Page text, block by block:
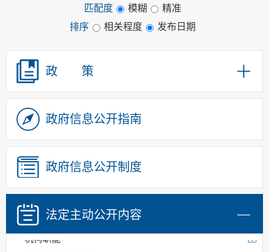
匹配度
模糊
精准
排序
相关程度 发布日期
政 策
政府信息公开指南
政府信息公开制度
法定主动公开内容
机构职能